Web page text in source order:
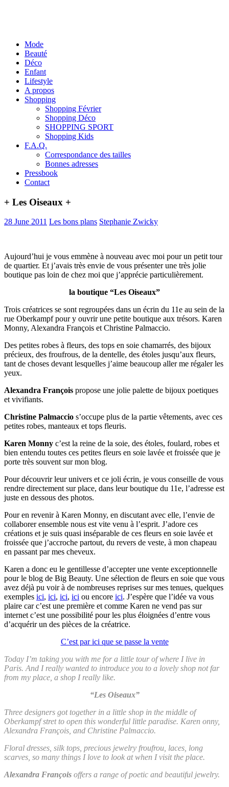
Mode
Beauté
Déco
Enfant
Lifestyle
A propos
Shopping
Shopping Février
Shopping Déco
SHOPPING SPORT
Shopping Kids
F.A.Q.
Correspondance des tailles
Bonnes adresses
Pressbook
Contact
+ Les Oiseaux +
28 June 2011 Les bons plans Stephanie Zwicky
Aujourd’hui je vous emmène à nouveau avec moi pour un petit tour
de quartier. Et j’avais très envie de vous présenter une très jolie
boutique pas loin de chez moi que j’apprécie particulièrement.
la boutique “Les Oiseaux”
Trois créatrices se sont regroupées dans un écrin du 11e au sein de la
rue Oberkampf pour y ouvrir une petite boutique aux trésors. Karen
Monny, Alexandra François et Christine Palmaccio.
Des petites robes à fleurs, des tops en soie chamarrés, des bijoux
précieux, des froufrous, de la dentelle, des étoles jusqu’aux fleurs,
tant de choses devant lesquelles j’aime beaucoup aller me régaler les
yeux.
Alexandra François propose une jolie palette de bijoux poetiques
et vivifiants.
Christine Palmaccio s’occupe plus de la partie vêtements, avec ces
petites robes, manteaux et tops fleuris.
Karen Monny c’est la reine de la soie, des étoles, foulard, robes et
bien entendu toutes ces petites fleurs en soie lavée et froissée que je
porte très souvent sur mon blog.
Pour découvrir leur univers et ce joli écrin, je vous conseille de vous
rendre directement sur place, dans leur boutique du 11e, l’adresse est
juste en dessous des photos.
Pour en revenir à Karen Monny, en discutant avec elle, l’envie de
collaborer ensemble nous est vite venu à l’esprit. J’adore ces
créations et je suis quasi inséparable de ces fleurs en soie lavée et
froissée que j’accroche partout, du revers de veste, à mon chapeau
en passant par mes cheveux.
Karen a donc eu le gentillesse d’accepter une vente exceptionnelle
pour le blog de Big Beauty. Une sélection de fleurs en soie que vous
avez déjà pu voir à de nombreuses reprises sur mes tenues, quelques
exemples ici, ici, ici, ici ou encore ici. J’espère que l’idée va vous
plaire car c’est une première et comme Karen ne vend pas sur
internet c’est une possibilité pour les plus éloignées d’entre vous
d’acquérir un des pièces de la créatrice.
C’est par ici que se passe la vente
Today I’m taking you with me for a little tour of where I live in
Paris. And I really wanted to introduce you to a lovely shop not far
from my place, a shop I really like.
“Les Oiseaux”
Three designers got together in a little shop in the middle of
Oberkampf stret to open this wonderful little paradise. Karen onny,
Alexandra François, and Christine Palmaccio.
Floral dresses, silk tops, precious jewelry froufrou, laces, long
scarves, so many things I love to look at when I visit the place.
Alexandra François offers a range of poetic and beautiful jewelry.